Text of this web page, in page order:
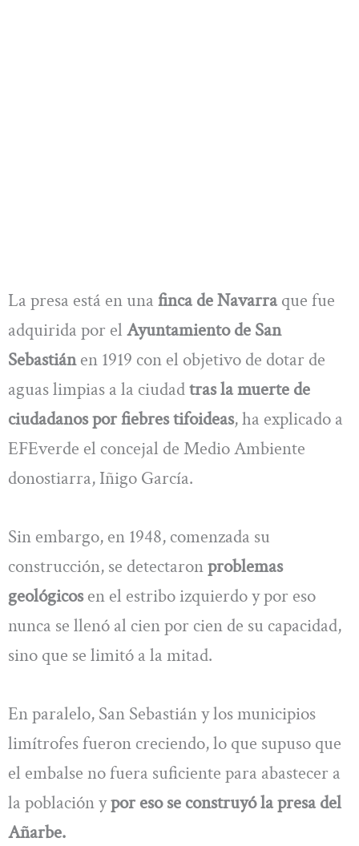
La presa está en una finca de Navarraque fue
adquirida por el Ayuntamiento de San
Sebastiánen 1919 con el objetivo de dotar de
aguas limpias a la ciudadtras la muerte de
ciudadanos por fiebres tifoideas, ha explicado a
EFEverde el concejal de Medio Ambiente
donostiarra, Iñigo García.
Sin embargo, en 1948, comenzada su
construcción, se detectaronproblemas
geológicosen el estribo izquierdo y por eso
nunca se llenó al cien por cien de su capacidad,
sino que se limitó a la mitad.
En paralelo, San Sebastián y los municipios
limítrofes fueron creciendo, lo que supuso que
el embalse no fuera suficiente para abastecer a
la población ypor eso se construyó la presa del
Añarbe.